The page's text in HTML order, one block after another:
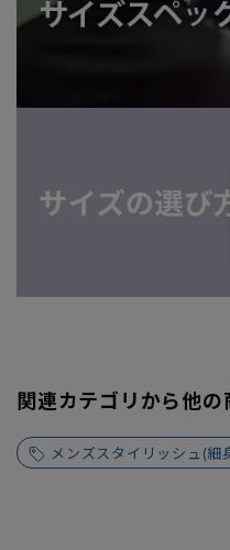
関連カテゴリから他の
メンズスタイリッシュ(